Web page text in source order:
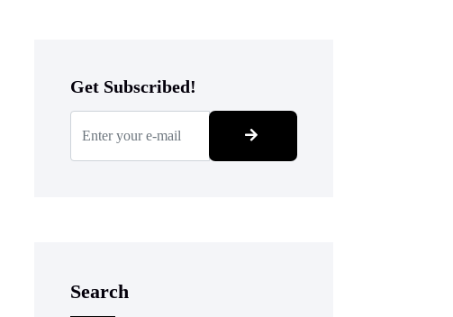
Get Subscribed!
Search